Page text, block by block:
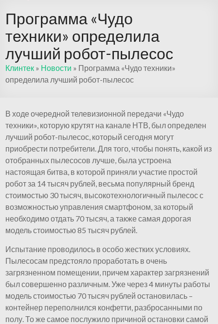
Программа «Чудо
техники» определила
лучший робот-пылесос
Клинтек » Новости » Программа «Чудо техники»
определила лучший робот-пылесос
В ходе очередной телевизионной передачи «Чудо
техники», которую крутят на канале НТВ, был определен
лучший робот-пылесос, который сегодня могут
приобрести потребители. Для того, чтобы понять, какой из
отобранных пылесосов лучше, была устроена
настоящая битва, в которой приняли участие простой
робот за 14 тысяч рублей, весьма популярный бренд
стоимостью 30 тысяч, высокотехнологичный пылесос с
возможностью управления смартфоном, за который
необходимо отдать 70 тысяч, а также самая дорогая
модель стоимостью 85 тысяч рублей.
Испытание проводилось в особо жестких условиях.
Пылесосам предстояло проработать в очень
загрязненном помещении, причем характер загрязнений
был совершенно различным. Уже через 4 минуты работы
модель стоимостью 70 тысяч рублей остановилась –
контейнер переполнился конфетти, разбросанными по
полу. То же самое послужило причиной остановки самой